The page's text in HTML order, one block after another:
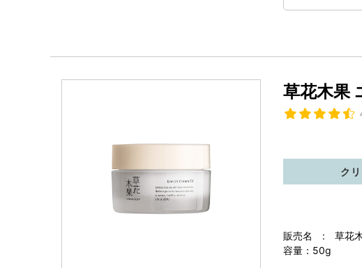
草花木果
販売名 : 草花木
容量：50g
ク